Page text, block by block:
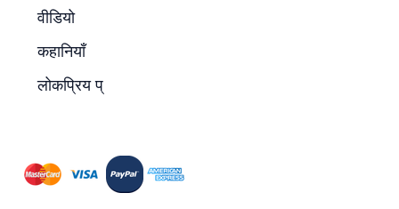
वीडियो
कहानियाँ
लोकप्रिय प्